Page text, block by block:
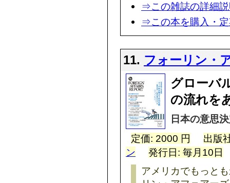
⇒この雑誌の詳細
⇒この本を購入・
11. フォーリン・
グローバ
の流れを
日本の意思
定価: 2000 円
出版
ン
発行日: 毎月10日
アメリカでもっと